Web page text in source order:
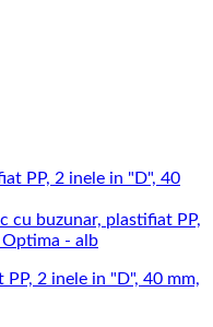
2 inele in "D", 40 mm,